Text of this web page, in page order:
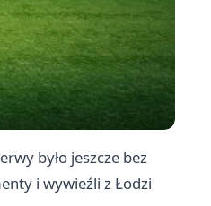
było jeszcze bez
i wywieźli z Łodzi